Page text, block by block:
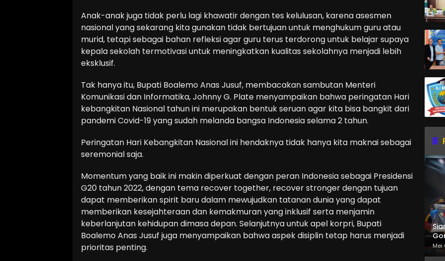
Anak-anak juga tidak perlu lagi khawatir dengan tes kelulusan, karena asesmen
nasional yang sekarang kita gunakan tidak bertujuan untuk menghukum guru atau
murid, tetapi sebagai bahan refleksi agar guru terus terdorong untuk belajar supaya
kepala sekolah termotivasi untuk meningkatkan kualitas sekolahnya menjadi lebih
eksklusif.
Tak hanya itu, Bupati Boalemo Anas Jusuf, membacakan sambutan Menteri
Komunikasi dan Informatika, Johnny G. Plate menyampaikan bahwa peringatan Hari
kebangkitan Nasional tahun ini merupakan bentuk seruan agar kita bisa bangkit dari
pandemi Covid-19 yang sudah melanda bangsa Indonesia selama 2 tahun.
Peringatan Hari Kebangkitan Nasional ini hendaknya tidak hanya kita maknai sebagai
seremonial saja.
Momentum yang baik ini makin diperkuat dengan peran Indonesia sebagai Presidensi
G20 tahun 2022, dengan tema recover together, recover stronger dengan tujuan
dapat memberikan spirit baru dalam mewujudkan tatanan dunia yang dapat
memberikan kesejahteraan dan kemakmuran yang inklusif serta menjamin
keberlanjutan kehidupan dimasa depan. Selanjutnya untuk apel korpri, Bupati
Boalemo Anas Jusuf juga menyampaikan bahwa aspek disiplin tetap harus menjadi
prioritas penting.
Mei